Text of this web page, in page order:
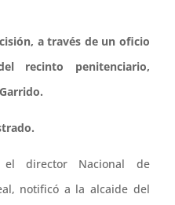
a través de un oficio
recinto penitenciario,
director Nacional de
notificó a la alcaide del